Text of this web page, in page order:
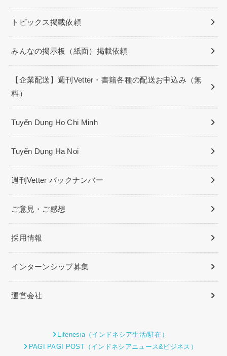
トピックス掲載依頼
みんなの掲示板（紙面）掲載依頼
【企業配送】週刊Vetter・書籍各種の配送お申込み（無
料）
Tuyển Dụng Ho Chi Minh
Tuyển Dụng Ha Noi
週刊Vetter バックナンバー
ご意見・ご感想
採用情報
インターンシップ募集
運営会社
Lifenesia（インドネシア生活/駐在）
PAGI PAGI POST（インドネシアニュース&ビジネス）